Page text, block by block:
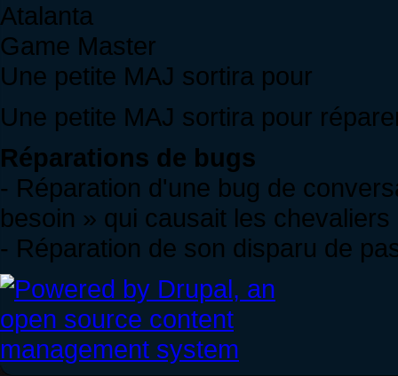
Atalanta
Game Master
Une petite MAJ sortira pour
Une petite MAJ sortira pour
Réparations de bugs
- Réparation d'une bug de
besoin » qui causait les
- Réparation de son disparu de